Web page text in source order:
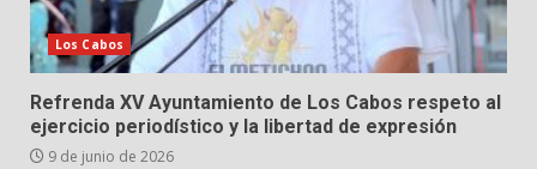
Los Cabos
Refrenda XV Ayuntamiento de Los Cabos respeto al
ejercicio periodístico y la libertad de expresión
9 de junio de 2026